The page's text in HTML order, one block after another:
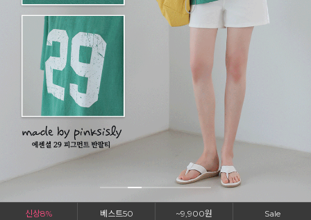
신상8% 베스트50 ~9,900원 Sale